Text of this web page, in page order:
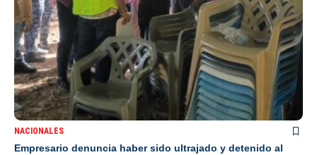
NACIONALES
Empresario denuncia haber sido ultrajado y detenido al